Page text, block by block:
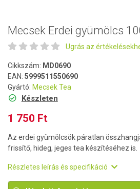
Mecsek Erdei gyümölcs
Ugrás az
Cikkszám: MD0690
EAN: 5999511550690
Gyártó: Mecsek Tea
Készleten
1 750 Ft
Az erdei gyümölcsök páratlan
frissítő, hideg, jeges tea készítéséhez is.
Részletes leírás és specifikáció